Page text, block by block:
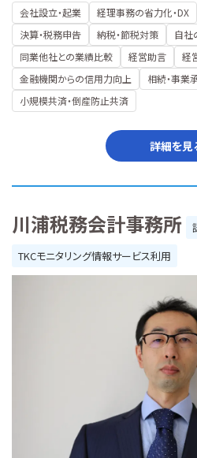
会社設立・起業 経理事務の省力化・DX
決算・税務申告
納税・節税対策 自社
同業他社との業績比較
経営助言
経
金融機関からの信用力向上
相続・事業
小規模共済・倒産防止共済
詳細を見
川浦税務会計事務所
TKCモニタリング情報サービス利用